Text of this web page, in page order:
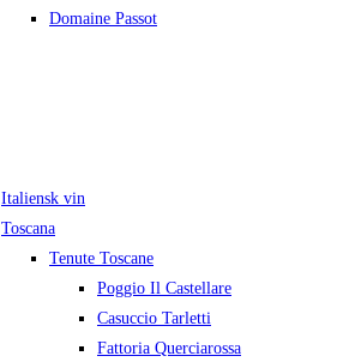
Domaine Passot
Italiensk vin
Toscana
Tenute Toscane
Poggio Il Castellare
Casuccio Tarletti
Fattoria Querciarossa